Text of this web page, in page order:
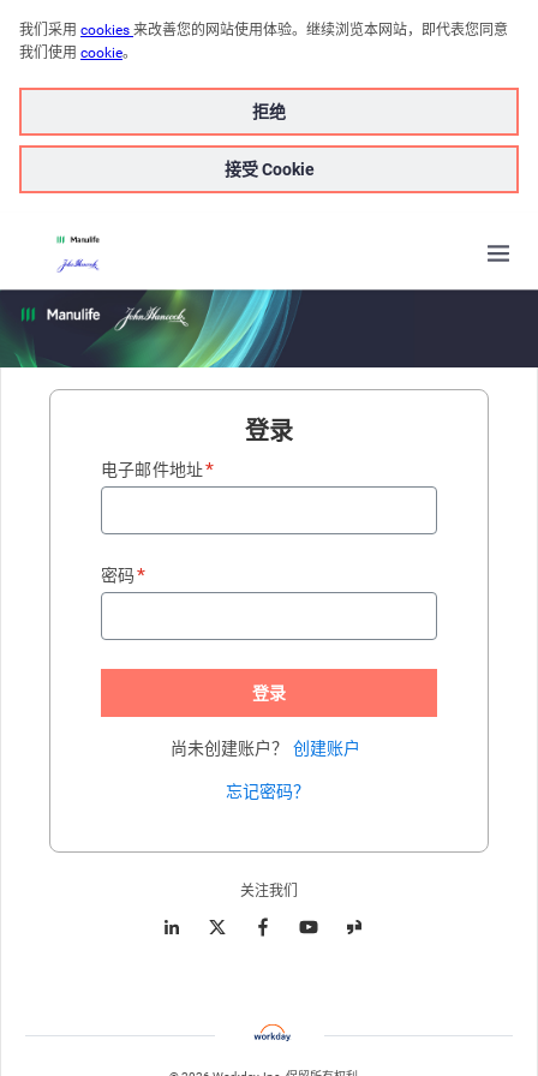
我们采用 cookies 来改善您的网站使用体验。继续浏览本网站，即代表您同意
我们使用 cookie。
拒绝
接受 Cookie
登录
电子邮件地址*
密码 *
登录
尚未创建账户？ 创建账户
忘记密码？
关注我们